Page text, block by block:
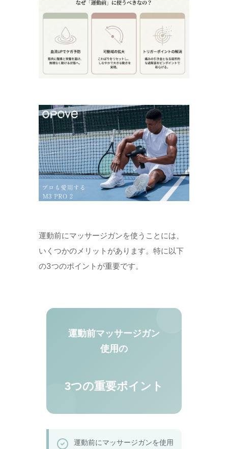
運動前にマッサージガンを使うことには、
いくつかのメリットがあります。特に以下
の3つのポイントが重要です。
運動前マッサージガン
使用の
3つの重要ポイント
運動前にマッサージガンを使用